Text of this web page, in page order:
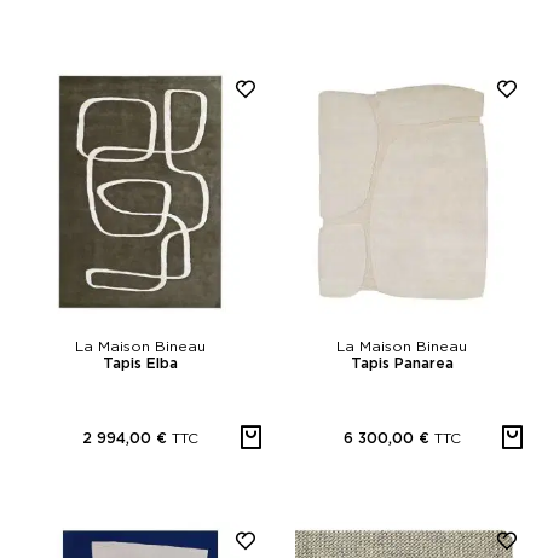
La Maison Bineau
Tapis Elba
2 994,00 € TTC
La Maison Bineau
Tapis Panarea
6 300,00 € TTC